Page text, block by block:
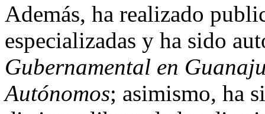
Además, ha realizado
especializadas y ha sido
Gubernamental en
Autónomos; asimismo, ha